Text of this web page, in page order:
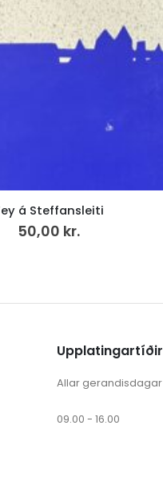
Hjartasláttur, LP
199,00kr.v.mvg
Upplatingartíðir
Allar gerandisdagar
09.00 - 16.00